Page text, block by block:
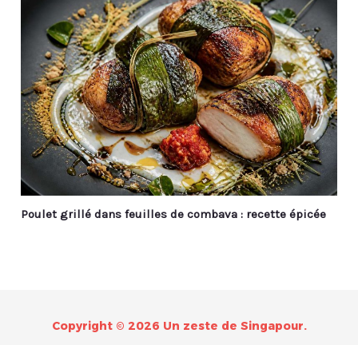
Poulet grillé dans feuilles de combava : recette épicée
Copyright © 2026 Un zeste de Singapour.